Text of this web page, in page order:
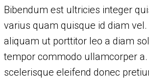
Bibendum est ultricies integer
varius quam quisque id diam
aliquam ut porttitor leo a diam
tempor commodo ullamcorper
scelerisque eleifend donec